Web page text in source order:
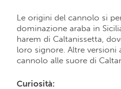
Le origini del cannolo si
dominazione araba in
harem di Caltanissetta,
loro signore. Altre
cannolo alle suore di
Curiosità: